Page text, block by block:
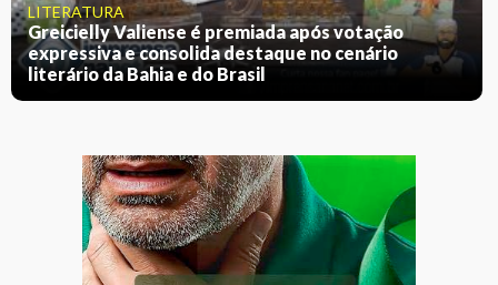
LITERATURA
Greicielly Valiense é premiada após votação
expressiva e consolida destaque no cenário
literário da Bahia e do Brasil